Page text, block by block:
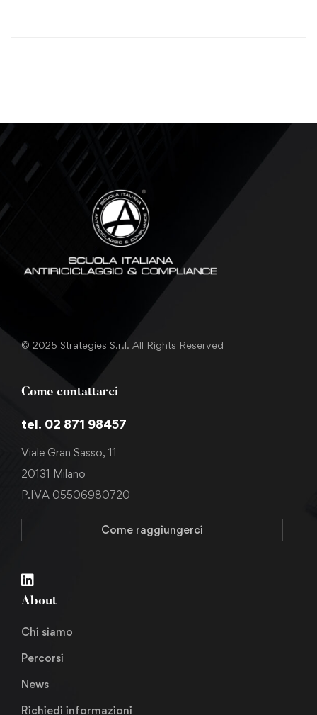
© 2025 Strategies S.r.l. All Rights Reserved
Come contattarci
tel. 02 871 98457
Viale Gran Sasso, 11
20131 Milano
P.IVA 05506980720
Come raggiungerci
About
Chi siamo
Percorsi
News
Richiedi informazioni